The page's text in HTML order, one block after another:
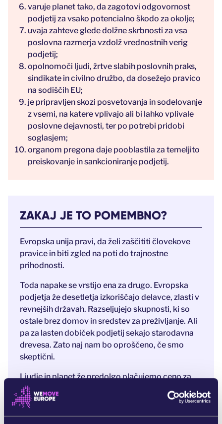
varuje planet tako, da zagotovi odgovornost
podjetij za vsako potencialno škodo za okolje;
uvaja zahteve glede dolžne skrbnosti za vsa
poslovna razmerja vzdolž vrednostnih verig
podjetij;
opolnomoči ljudi, žrtve slabih poslovnih praks,
sindikate in civilno družbo, da dosežejo pravico
na sodiščih EU;
je pripravljen skozi posvetovanja in sodelovanje
z vsemi, na katere vplivajo ali bi lahko vplivale
poslovne dejavnosti, ter po potrebi pridobi
soglasjem;
organom pregona daje pooblastila za temeljito
preiskovanje in sankcioniranje podjetij.
ZAKAJ JE TO POMEMBNO?
Evropska unija pravi, da želi zaščititi človekove
pravice in biti zgled na poti do trajnostne
prihodnosti.
Toda napake se vrstijo ena za drugo. Evropska
podjetja že desetletja izkoriščajo delavce, zlasti v
revnejših državah. Razseljujejo skupnosti, ki so
ostale brez domov in sredstev za preživljanje. Ali
pa za lasten dobiček podjetij sekajo starodavna
drevesa. Zato naj nam bo oproščeno, če smo
skeptični.
Ljudje in planet že predolgo plačujemo ceno za
pohlepne korporacije. In po pravici povedano,
tega imamo dovolj.